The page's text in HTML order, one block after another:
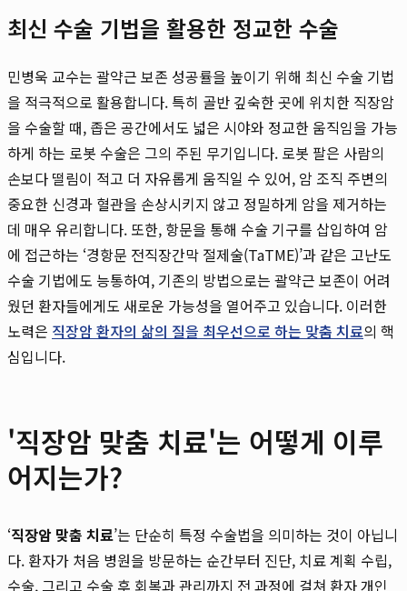
최신 수술 기법을 활용한 정교한 수술
민병욱 교수는 괄약근 보존 성공률을 높이기 위해 최신 수술 기법
을 적극적으로 활용합니다. 특히 골반 깊숙한 곳에 위치한 직장암
을 수술할 때, 좁은 공간에서도 넓은 시야와 정교한 움직임을 가능
하게 하는 로봇 수술은 그의 주된 무기입니다. 로봇 팔은 사람의
손보다 떨림이 적고 더 자유롭게 움직일 수 있어, 암 조직 주변의
중요한 신경과 혈관을 손상시키지 않고 정밀하게 암을 제거하는
데 매우 유리합니다. 또한, 항문을 통해 수술 기구를 삽입하여 암
에 접근하는 ‘경항문 전직장간막 절제술(TaTME)’과 같은 고난도
수술 기법에도 능통하여, 기존의 방법으로는 괄약근 보존이 어려
웠던 환자들에게도 새로운 가능성을 열어주고 있습니다. 이러한
노력은 직장암 환자의 삶의 질을 최우선으로 하는 맞춤 치료의 핵
심입니다.
'직장암 맞춤 치료'는 어떻게 이루
어지는가?
‘직장암 맞춤 치료’는 단순히 특정 수술법을 의미하는 것이 아닙니
다. 환자가 처음 병원을 방문하는 순간부터 진단, 치료 계획 수립,
수술, 그리고 수술 후 회복과 관리까지 전 과정에 걸쳐 환자 개인